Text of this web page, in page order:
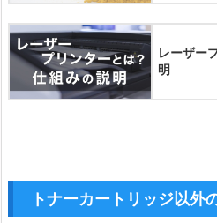
レーザー
明
トナーカートリッジ以外